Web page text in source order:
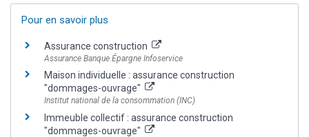
Pour en savoir plus
Assurance construction
Assurance Banque Épargne Infoservice
Maison individuelle : assurance construction
"dommages-ouvrage"
Institut national de la consommation (INC)
Immeuble collectif : assurance construction
"dommages-ouvrage"